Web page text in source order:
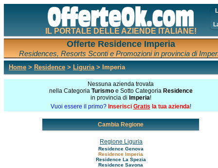
IL PORTALE DELLE AZIENDE ITALIANE!
Offerte Residence Imperia
Residences, Resorts Sconti e Promozioni in provincia di
Home > Residence > Liguria> Imperia
Nessuna azienda trovata
nella Categoria Turismoe Sotto Categoria Residence
in provincia di Imperia!
Vuoi essere il primo? Inserisci Gratis la tua azienda!
Cambia Regione
Regione Liguria
Residence Genova
Residence Imperia
Residence La Spezia
Residence Savona